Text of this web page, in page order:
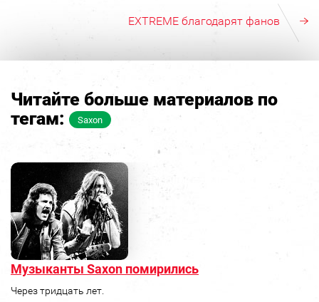
EXTREME благодарят фанов
Читайте больше материалов по
тегам:
Saxon
Музыканты Saxon помирились
Через тридцать лет.